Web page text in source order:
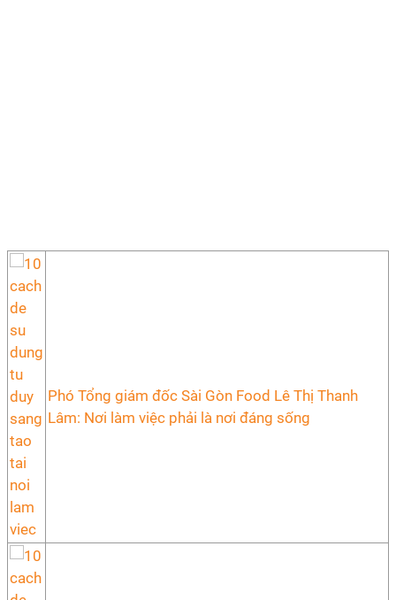
Phó Tổng giám đốc Sài Gòn Food Lê Thị Thanh
Lâm: Nơi làm việc phải là nơi đáng sống